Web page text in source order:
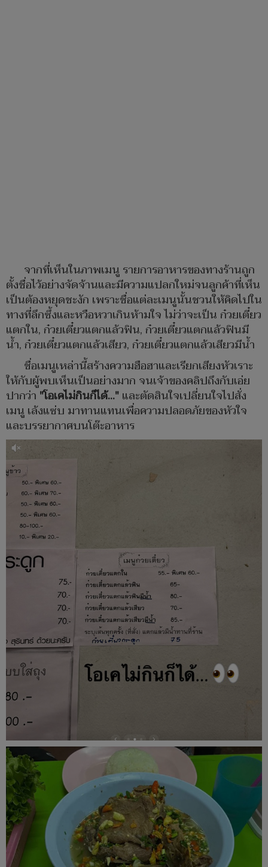
จากที่เห็นในภาพเมนู รายการอาหารของทางร้านถูก
ตั้งชื่อไว้อย่างจัดจ้านและมีความแปลกใหม่จนลูกค้าที่เห็น
เป็นต้องหยุดชะงัก เพราะชื่อแต่ละเมนูนั้นชวนให้คิดไปใน
ทางที่ลึกซึ้งและหวือหวาเกินห้ามใจ ไม่ว่าจะเป็น ก๋วยเตี๋ยว
แตกใน, ก๋วยเตี๋ยวแตกแล้วฟิน, ก๋วยเตี๋ยวแตกแล้วฟินมี
น้ำ, ก๋วยเตี๋ยวแตกแล้วเสียว, ก๋วยเตี๋ยวแตกแล้วเสียวมีน้ำ
ชื่อเมนูเหล่านี้สร้างความฮือฮาและเรียกเสียงหัวเราะ
ให้กับผู้พบเห็นเป็นอย่างมาก จนเจ้าของคลิปถึงกับเอ่ย
ปากว่า "โอเคไม่กินก็ได้..."และตัดสินใจเปลี่ยนใจไปสั่ง
เมนู เล้งแซ่บ มาทานแทนเพื่อความปลอดภัยของหัวใจ
และบรรยากาศบนโต๊ะอาหาร